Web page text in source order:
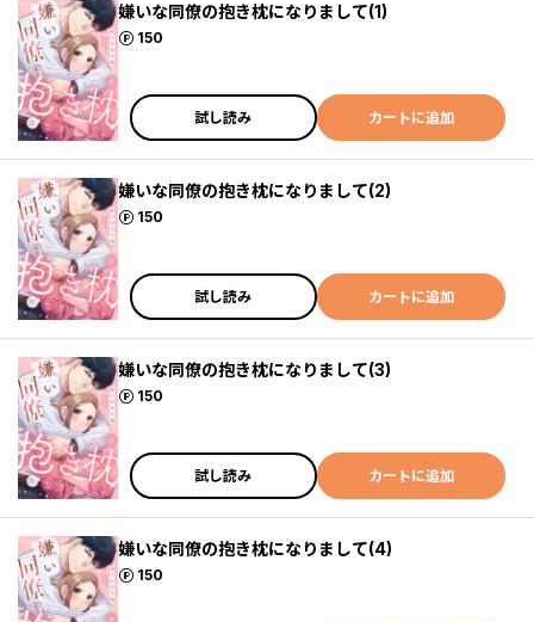
嫌いな同僚の抱き枕になりまして(1)
150
ポイント
試し読み カートに追加
嫌いな同僚の抱き枕になりまして(2)
150
ポイント
試し読み カートに追加
嫌いな同僚の抱き枕になりまして(3)
150
ポイント
試し読み カートに追加
嫌いな同僚の抱き枕になりまして(4)
150
ポイント